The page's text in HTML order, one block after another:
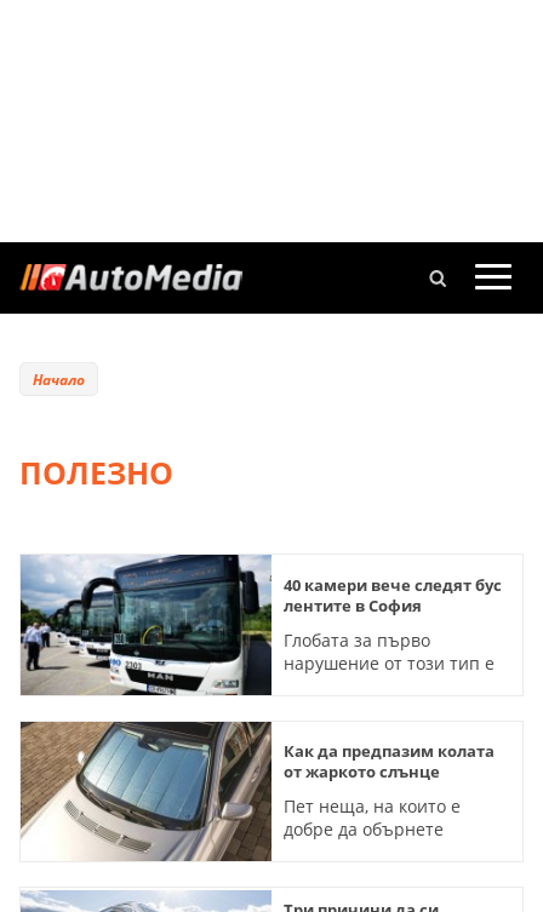
Начало
ПОЛЕЗНО
40 камери вече следят бус
лентите в София
Глобата за първо
нарушение от този тип е
Как да предпазим колата
от жаркото слънце
Пет неща, на които е
добре да обърнете